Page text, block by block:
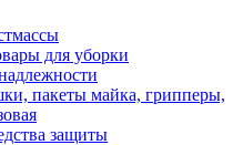
для уборки
пакеты майка, грипперы,
защиты